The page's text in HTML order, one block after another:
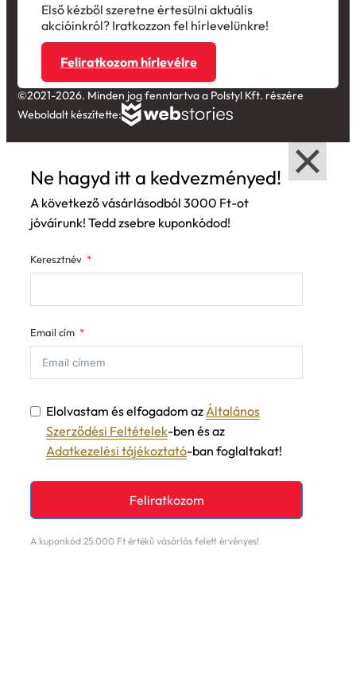
Első kézből szeretne értesülni aktuális
akcióinkról? Iratkozzon fel hírlevelünkre!
Feliratkozom hírlevélre
©2021-2026. Minden jog fenntartva a Polstyl Kft. részére
Weboldalt készítette:
Ne hagyd itt a kedvezményed!
A következő vásárlásodból 3000 Ft-ot
jóváírunk! Tedd zsebre kuponkódod!
Keresztnév
Email cím
Elolvastam és elfogadom azÁltalános
Szerződési Feltételek-ben és az
Adatkezelési tájékoztató-ban foglaltakat!
Feliratkozom
A kuponkód 25.000 Ft értékű vásárlás felett érvényes!